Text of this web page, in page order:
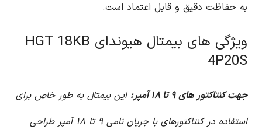
به حفاظت دقیق و قابل اعتماد است.
ویژگی های بیمتال هیوندای HGT 18KB
4P20S
جهت کنتاکتور های ۹ تا ۱۸ آمپر:
این بیمتال به طور خاص برای
استفاده در کنتاکتورهای با جریان نامی ۹ تا ۱۸ آمپر طراحی